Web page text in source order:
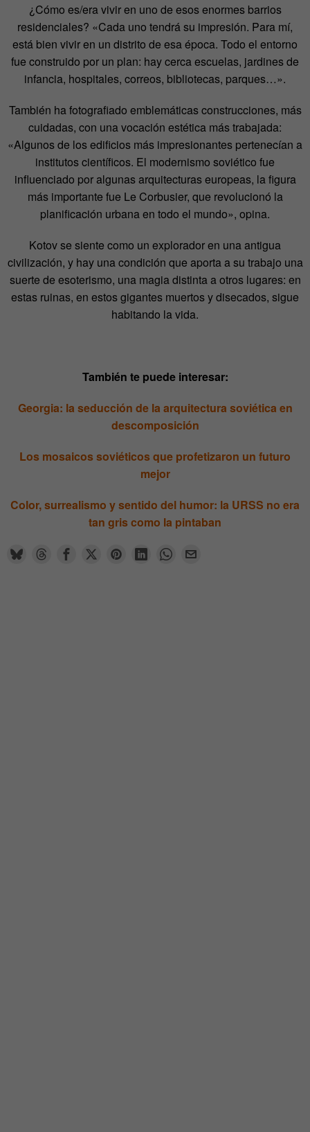
¿Cómo es/era vivir en uno de esos enormes barrios
residenciales? «Cada uno tendrá su impresión. Para mí,
está bien vivir en un distrito de esa época. Todo el entorno
fue construido por un plan: hay cerca escuelas, jardines de
infancia, hospitales, correos, bibliotecas, parques…».
También ha fotografiado emblemáticas construcciones, más
cuidadas, con una vocación estética más trabajada:
«Algunos de los edificios más impresionantes pertenecían a
institutos científicos. El modernismo soviético fue
influenciado por algunas arquitecturas europeas, la figura
más importante fue Le Corbusier, que revolucionó la
planificación urbana en todo el mundo», opina.
Kotov se siente como un explorador en una antigua
civilización, y hay una condición que aporta a su trabajo una
suerte de esoterismo, una magia distinta a otros lugares: en
estas ruinas, en estos gigantes muertos y disecados, sigue
habitando la vida.
También te puede interesar:
Georgia: la seducción de la arquitectura soviética en
descomposición
Los mosaicos soviéticos que profetizaron un futuro
mejor
Color, surrealismo y sentido del humor: la URSS no era
tan gris como la pintaban